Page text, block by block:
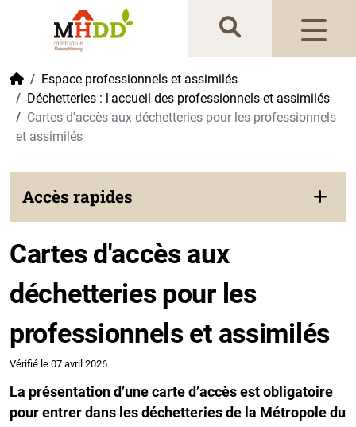
Gestion de vos préférences sur les cookies
AccueilEspace professionnels et assimilés
Déchetteries : l'accueil des professionnels et assimilés
Cartes d'accès aux déchetteries pour les professionnels
et assimilés
Accès rapides
Cartes d'accès aux
déchetteries pour les
professionnels et assimilés
Vérifié le 07 avril 2026
La présentation d’une carte d’accès est obligatoire
pour entrer dans les déchetteries de la Métropole du